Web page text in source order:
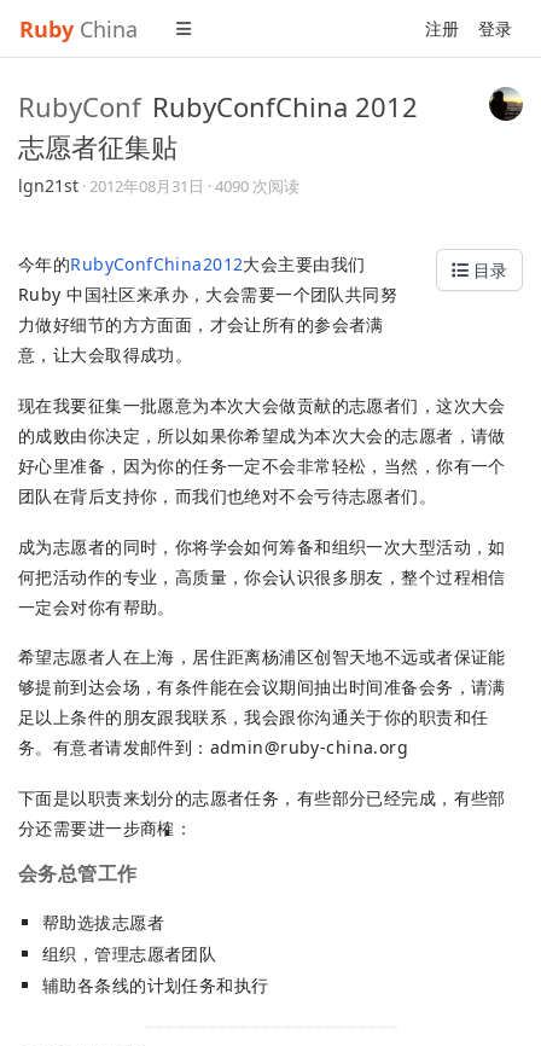
Ruby China 注册 登录
RubyConf RubyConfChina 2012
志愿者征集贴
lgn21st ·2012年08月31日 · 4090 次阅读
目录
今年的RubyConfChina2012大会主要由我们
Ruby 中国社区来承办，大会需要一个团队共同努
力做好细节的方方面面，才会让所有的参会者满
意，让大会取得成功。
现在我要征集一批愿意为本次大会做贡献的志愿者们，这次大会
的成败由你决定，所以如果你希望成为本次大会的志愿者，请做
好心里准备，因为你的任务一定不会非常轻松，当然，你有一个
团队在背后支持你，而我们也绝对不会亏待志愿者们。
成为志愿者的同时，你将学会如何筹备和组织一次大型活动，如
何把活动作的专业，高质量，你会认识很多朋友，整个过程相信
一定会对你有帮助。
希望志愿者人在上海，居住距离杨浦区创智天地不远或者保证能
够提前到达会场，有条件能在会议期间抽出时间准备会务，请满
足以上条件的朋友跟我联系，我会跟你沟通关于你的职责和任
务。有意者请发邮件到： admin@ruby-china.org
下面是以职责来划分的志愿者任务，有些部分已经完成，有些部
分还需要进一步商榷：
会务总管工作
帮助选拔志愿者
组织，管理志愿者团队
辅助各条线的计划任务和执行